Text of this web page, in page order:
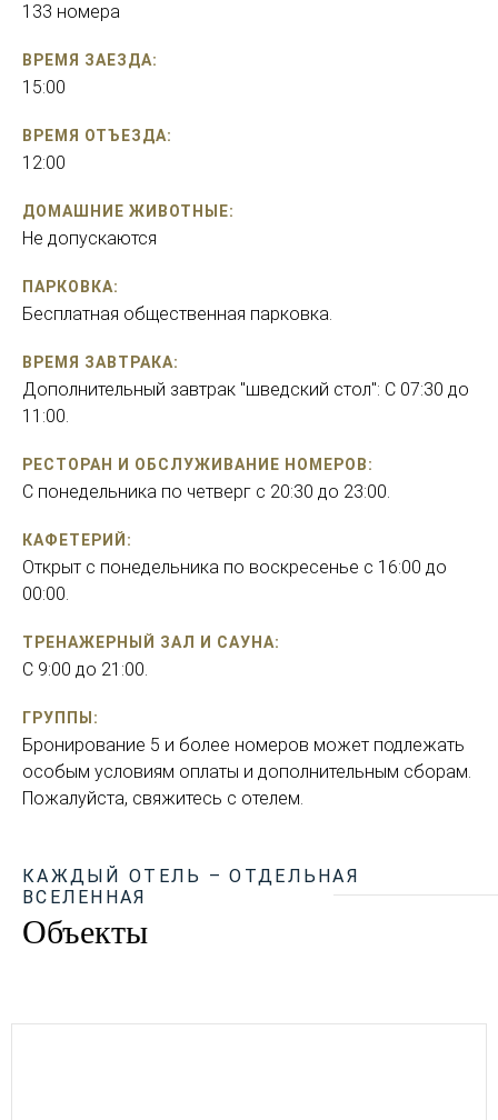
133 номера
ВРЕМЯ ЗАЕЗДА:
15:00
ВРЕМЯ ОТЪЕЗДА:
12:00
ДОМАШНИЕ ЖИВОТНЫЕ:
Не допускаются
ПАРКОВКА:
Бесплатная общественная парковка.
ВРЕМЯ ЗАВТРАКА:
Дополнительный завтрак "шведский стол": C 07:30 до
11:00.
РЕСТОРАН И ОБСЛУЖИВАНИЕ НОМЕРОВ:
C понедельника по четверг с 20:30 до 23:00.
КАФЕТЕРИЙ:
Открыт с понедельника по воскресенье с 16:00 до
00:00.
ТРЕНАЖЕРНЫЙ ЗАЛ И САУНА:
С 9:00 до 21:00.
ГРУППЫ:
Бронирование 5 и более номеров может подлежать
особым условиям оплаты и дополнительным сборам.
Пожалуйста, свяжитесь с отелем.
КАЖДЫЙ ОТЕЛЬ – ОТДЕЛЬНАЯ
ВСЕЛЕННАЯ
Объекты